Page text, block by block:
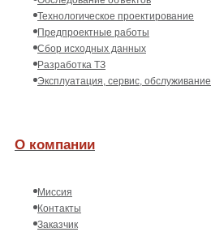
Технологическое проектирование
Предпроектные работы
Сбор исходных данных
Разработка ТЗ
Эксплуатация, сервис, обслуживание
О компании
Миссия
Контакты
Заказчик